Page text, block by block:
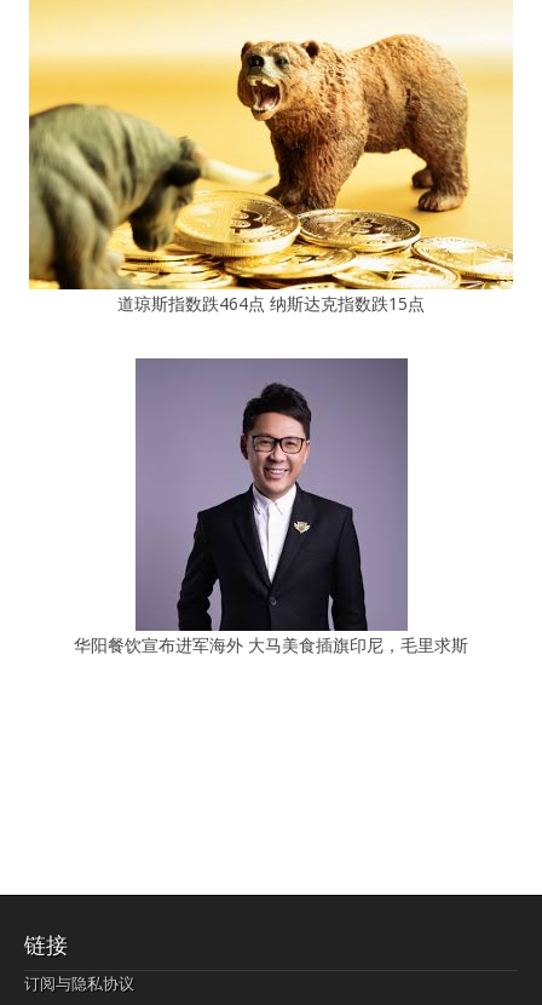
道琼斯指数跌464点 纳斯达克指数跌15点
华阳餐饮宣布进军海外 大马美食插旗印尼，毛里求斯
链接
订阅与隐私协议